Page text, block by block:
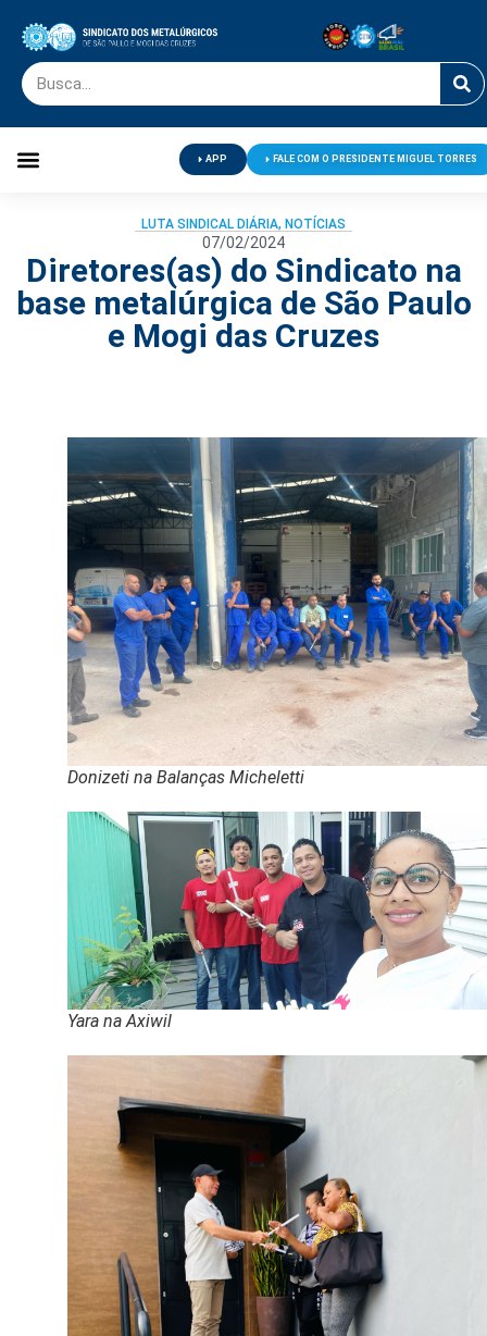
APP FALE COM O PRESIDENTE MIGUEL TORRES
LUTA SINDICAL DIÁRIA, NOTÍCIAS
07/02/2024
Diretores(as) do Sindicato na
base metalúrgica de São Paulo
e Mogi das Cruzes
Donizeti na Balanças Micheletti
Yara na Axiwil